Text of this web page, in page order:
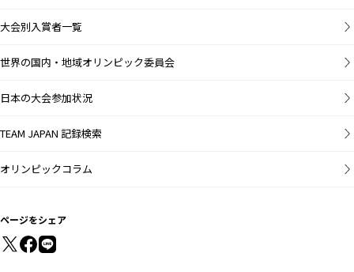
大会別入賞者一覧
世界の国内・地域オリンピック委員会
日本の大会参加状況
TEAM JAPAN 記録検索
オリンピックコラム
ページをシェア